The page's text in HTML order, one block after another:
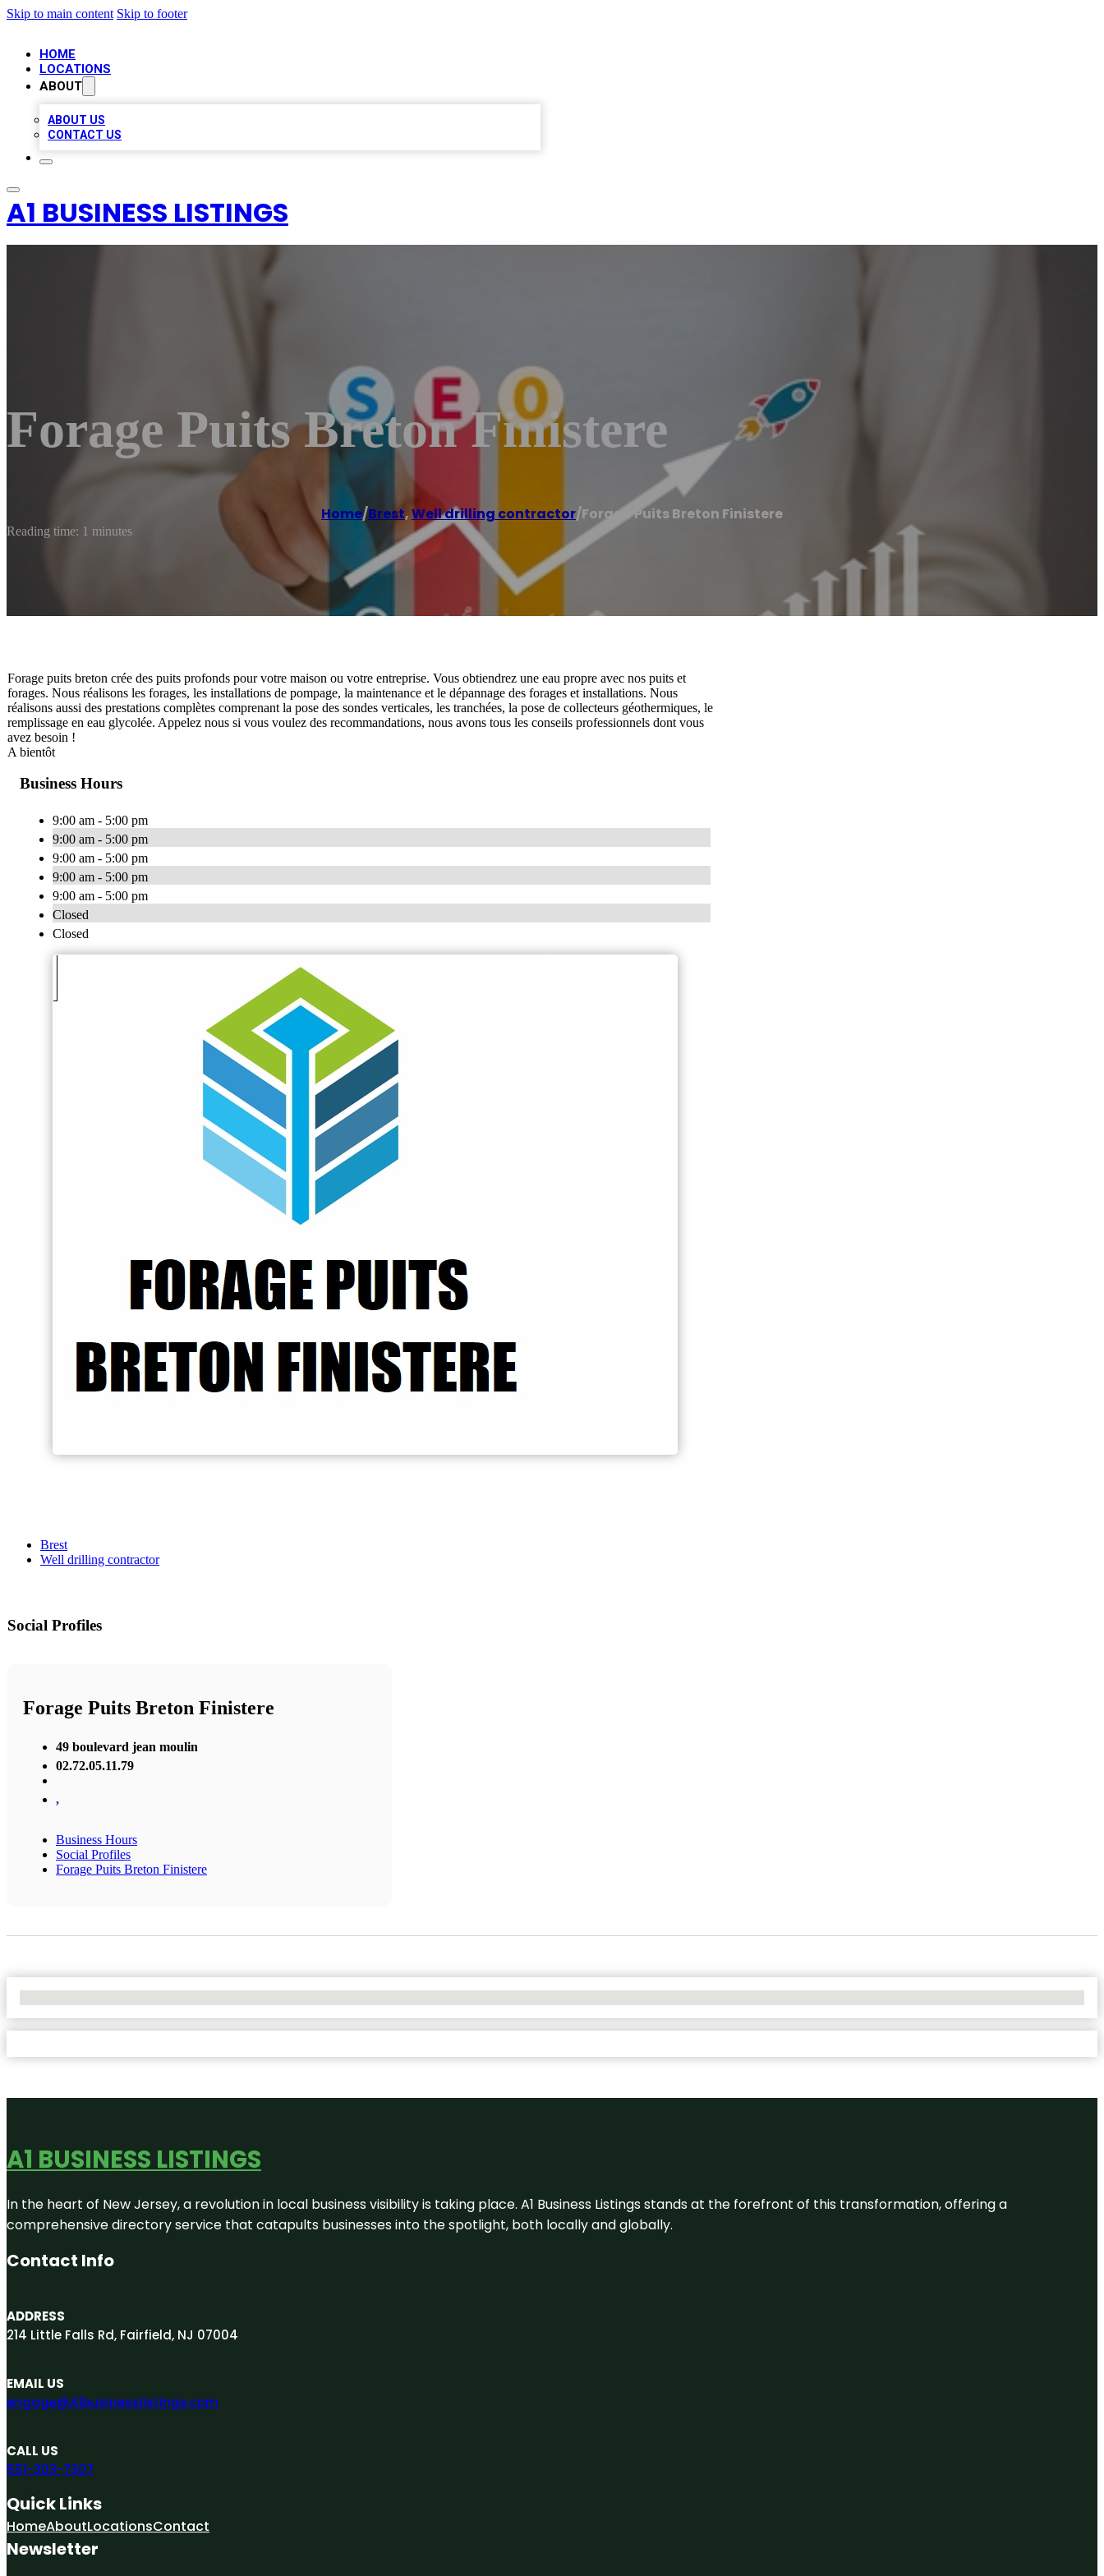
Skip to main content Skip to footer
HOME
LOCATIONS
ABOUT
ABOUT US
CONTACT US
A1 BUSINESS LISTINGS
Forage Puits Breton Finistere
Home/Brest,Well drilling contractor/Forage Puits Breton Finistere
Reading time: 1 minutes
Forage puits breton crée des puits profonds pour votre maison ou votre entreprise. Vous obtiendrez une eau propre avec nos puits et
forages. Nous réalisons les forages, les installations de pompage, la maintenance et le dépannage des forages et installations. Nous
réalisons aussi des prestations complètes comprenant la pose des sondes verticales, les tranchées, la pose de collecteurs géothermiques, le
remplissage en eau glycolée. Appelez nous si vous voulez des recommandations, nous avons tous les conseils professionnels dont vous
avez besoin !
A bientôt
Business Hours
9:00 am - 5:00 pm
9:00 am - 5:00 pm
9:00 am - 5:00 pm
9:00 am - 5:00 pm
9:00 am - 5:00 pm
Closed
Closed
Brest
Well drilling contractor
Social Profiles
Forage Puits Breton Finistere
49 boulevard jean moulin
02.72.05.11.79
,
Business Hours
Social Profiles
Forage Puits Breton Finistere
A1 BUSINESS LISTINGS
In the heart of New Jersey, a revolution in local business visibility is taking place. A1 Business Listings stands at the forefront of this transformation, offering a
comprehensive directory service that catapults businesses into the spotlight, both locally and globally.
Contact Info
ADDRESS
214 Little Falls Rd, Fairfield, NJ 07004
EMAIL US
engage@A1businesslistings.com
CALL US
551-303-7307
Quick Links
HomeAboutLocationsContact
Newsletter